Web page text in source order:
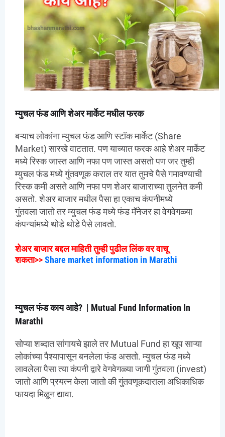
म्युचल फंड आणि शेअर मार्केट मधील फरक
बऱ्याच लोकांना म्युचल फंड आणि स्टॉक मार्केट (Share
Market) सारखे वाटतात. पण याच्यात फरक आहे शेअर मार्केट
मध्ये रिस्क जास्त आणि नफा पण जास्त असतो पण जर तुम्ही
म्युचल फंड मध्ये गुंतवणूक कराल तर यात तुमचे पैसे गमावण्याची
रिस्क कमी असते आणि नफा पण शेअर बाजाराच्या तुलनेत कमी
असतो. शेअर बाजार मधील पैसा हा एकाच कंपनीमध्ये
गुंतवला जातो तर म्युचल फंड मध्ये फंड मॅनेजर हा वेगवेगळ्या
कंपन्यांमध्ये थोडे थोडे पैसे लावतो.
शेअर बाजार बद्दल माहिती तुम्ही पुढील लिंक वर वाचू
शकता>>Share market information in Marathi
म्युचल फंड काय आहे? | Mutual Fund Information In
Marathi
सोप्या शब्दात सांगायचे झाले तर Mutual Fund हा खूप साऱ्या
लोकांच्या पैश्यापासून बनलेला फंड असतो. म्युचल फंड मध्ये
लावलेला पैसा त्या कंपनी द्वारे वेगवेगळ्या जागी गुंतवला (invest)
जातो आणि प्रयत्न केला जातो की गुंतवणूकदाराला अधिकाधिक
फायदा मिळून द्यावा.